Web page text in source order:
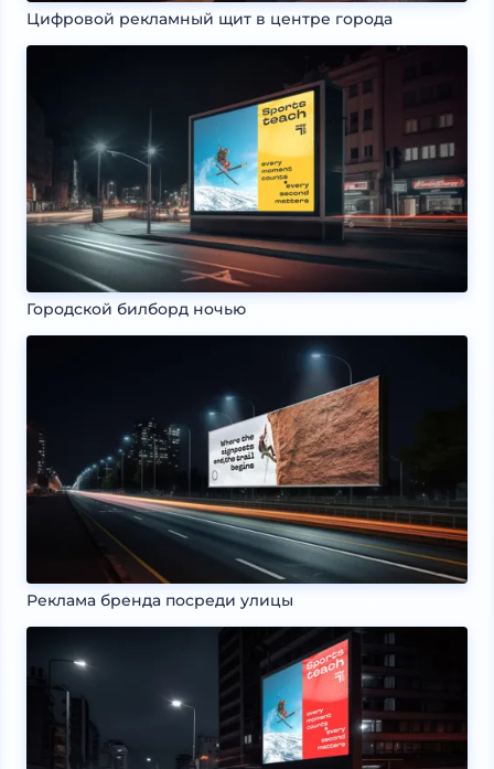
Цифровой рекламный щит в центре города
Городской билборд ночью
Реклама бренда посреди улицы